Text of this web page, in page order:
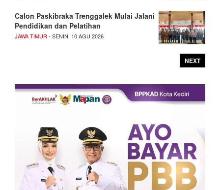
Calon Paskibraka Trenggalek Mulai Jalani
Pendidikan dan Pelatihan
JAWA TIMUR- SENIN, 10 AGU 2026
NEXT